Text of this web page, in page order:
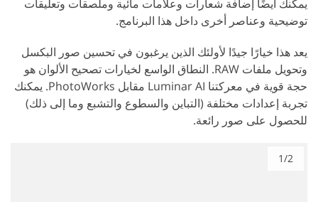
يمكنك أيضًا إضافة شعارات وعلامات مائية وملصقات وتعليقات
توضيحية وعناصر أخرى داخل هذا البرنامج.
يعد هذا خيارًا جيدًا لأولئك الذين يرغبون في تحسين صور البكسل
وتحويل ملفات RAW. النطاق الواسع لخيارات تصحيح الألوان هو
حجة قوية في معركتنا Luminar AI مقابل PhotoWorks. يمكنك
تجربة إعدادات مختلفة (التباين والسطوع والتشبع وما إلى ذلك)
للحصول على صور رائعة.
1/2